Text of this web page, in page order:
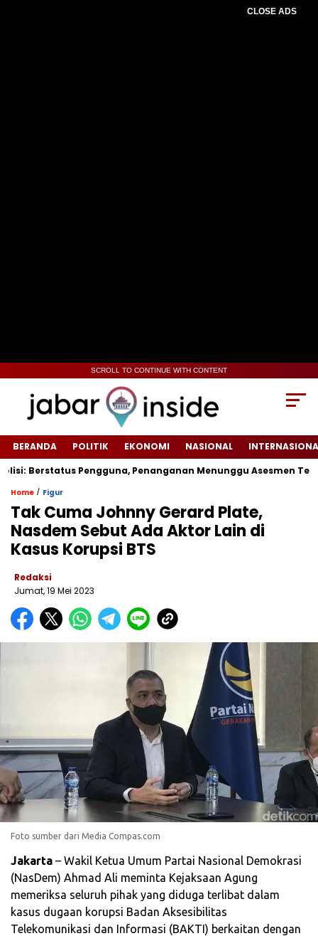
CLOSE ADS
SCROLL TO CONTINUE WITH CONTENT
BERANDA POLITIK EKONOMI NASIONAL
Pengguna, Penanganan Menunggu Asesmen Terpadu
Home / Figur
Tak Cuma Johnny Gerard Plate,
Nasdem Sebut Ada Aktor Lain di
Kasus Korupsi BTS
Redaksi
Jumat, 19 Mei 2023
Foto sumber dari Media Compas.com
Jakarta – Wakil Ketua Umum Partai Nasional Demokrasi
(NasDem) Ahmad Ali meminta Kejaksaan Agung
memeriksa seluruh pihak yang diduga terlibat dalam
kasus dugaan korupsi Badan Aksesibilitas
Telekomunikasi dan Informasi (BAKTI) berkaitan dengan